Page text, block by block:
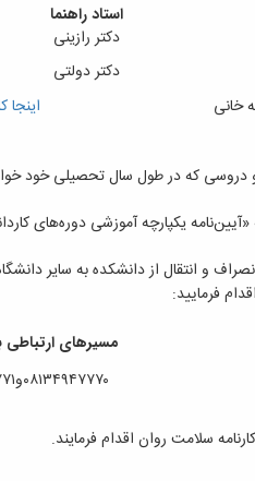
استاد راهنما
دکتر رازینی
دکتر دولتی
خانی اینجا
دروسی که در طول سال تحصیلی خود
یکپارچه آموزشی دوره‌های
و انتقال از دانشکده به سایر
فرمایید:
مسیرهای ارتباطی با
سلامت روان اقدام فرمایند.